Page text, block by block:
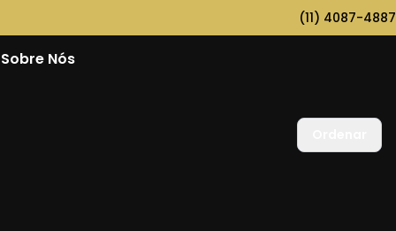
(11) 4087-4887
Sobre Nós